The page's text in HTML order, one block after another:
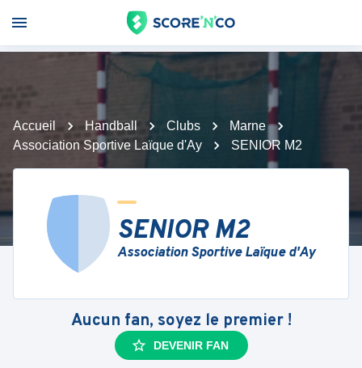
Accueil Handball Clubs
Marne
Association Sportive Laïque d'Ay
SENIOR M2
SENIOR M2
Association Sportive Laïque d'Ay
Aucun fan, soyez le premier !
DEVENIR FAN